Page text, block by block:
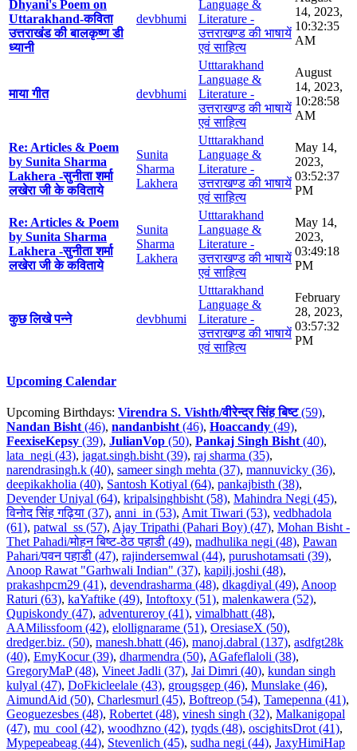
Dhyani's Poem on
Uttarakhand-कविता
उत्तराखंड की बालकृष्ण डी
ध्यानी
devbhumi
Language &
Literature -
उत्तराखण्ड की भाषायें
एवं साहित्य
14, 2023,
10:32:35
AM
माया गीत devbhumi
Utttarakhand
Language &
Literature -
उत्तराखण्ड की भाषायें
एवं साहित्य
August
14, 2023,
10:28:58
AM
Re: Articles & Poem
by Sunita Sharma
Lakhera -सुनीता शर्मा
लखेरा जी के कविताये
Sunita
Sharma
Lakhera
Utttarakhand
Language &
Literature -
उत्तराखण्ड की भाषायें
एवं साहित्य
May 14,
2023,
03:52:37
PM
Re: Articles & Poem
by Sunita Sharma
Lakhera -सुनीता शर्मा
लखेरा जी के कविताये
Sunita
Sharma
Lakhera
Utttarakhand
Language &
Literature -
उत्तराखण्ड की भाषायें
एवं साहित्य
May 14,
2023,
03:49:18
PM
कुछ लिखे पन्ने devbhumi
Utttarakhand
Language &
Literature -
उत्तराखण्ड की भाषायें
एवं साहित्य
February
28, 2023,
03:57:32
PM
Upcoming Calendar
Upcoming Birthdays: Virendra S. Vishth/वीरेन्द्र सिंह बिष्ट(59),
Nandan Bisht(46), nandanbisht(46), Hoaccandy (49),
FeexiseKepsy (39), JulianVop (50), Pankaj Singh Bisht(40),
lata_negi (43), jagat.singh.bisht (39), raj sharma (35),
narendrasingh.k (40), sameer singh mehta (37), mannuvicky (36),
deepikakholia (40), Santosh Kotiyal (64), pankajbisth (38),
Devender Uniyal (64), kripalsinghbisht (58), Mahindra Negi (45),
विनोद सिंह गढ़िया (37), anni_in (53), Amit Tiwari (53), vedbhadola
(61), patwal_ss (57), Ajay Tripathi (Pahari Boy) (47), Mohan Bisht -
Thet Pahadi/मोहन बिष्ट-ठेठ पहाडी (49), madhulika negi (48), Pawan
Pahari/पवन पहाडी (47), rajindersemwal (44), purushotamsati (39),
Anoop Rawat "Garhwali Indian" (37), kapilj.joshi (48),
prakashpcm29 (41), devendrasharma (48), dkagdiyal (49), Anoop
Raturi (63), kaYaftike (49), Intoftoxy (51), malenkawera (52),
Qupiskondy (47), adventureroy (41), vimalbhatt (48),
AAMilissfoom (42), elollignarame (51), OresiaseX (50),
dredger.biz. (50), manesh.bhatt (46), manoj.dabral (137), asdfgt28k
(40), EmyKocur (39), dharmendra (50), AGafeflaloli (38),
GregoryMaP (48), Vineet Jadli (37), Jai Dimri (40), kundan singh
kulyal (47), DoFkicleelale (43), grougsgep (46), Munslake (46),
AimundAid (50), Charlesmurl (45), Boftreop (54), Tamepenna (41),
Geoguezesbes (48), Robertet (48), vinesh singh (32), Malkanigopal
(47), mu_cool (42), woodhzno (42), tyqds (48), oscighitsDrot (41),
Mypepeabeag (44), Stevenlich (45), sudha negi (44), JaxyHimiHap